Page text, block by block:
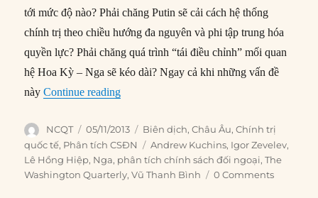
tới mức độ nào? Phải chăng Putin sẽ cải cách hệ thống
chính trị theo chiều hướng đa nguyên và phi tập trung hóa
quyền lực? Phải chăng quá trình “tái điều chỉnh” mối quan
hệ Hoa Kỳ – Nga sẽ kéo dài? Ngay cả khi những vấn đề
nàyContinue reading“#79 – Chính sách đối ngoại Nga: Kế thừa
Author
NCQT
Posted
on
05/11/2013 Categories
Biên dịch,Châu Âu,Chính trị
quốc tế, Phân tích CSĐN Tags
Andrew Kuchins, Igor Zevelev,
Lê Hồng Hiệp, Nga, phân tích chính sách đối ngoại,The
Washington Quarterly,Vũ Thanh Bình 0 Comments